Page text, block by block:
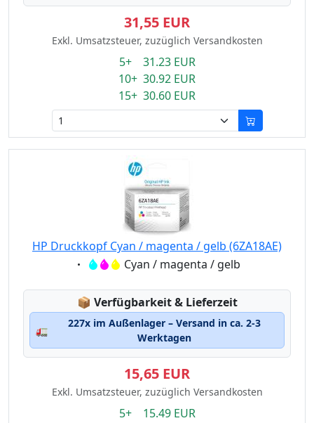
31,55 EUR
Exkl. Umsatzsteuer, zuzüglich Versandkosten
5+ 31.23 EUR
10+ 30.92 EUR
15+ 30.60 EUR
HP Druckkopf Cyan / magenta / gelb (6ZA18AE)
Eigenschaft:Cyan / magenta / gelb
📦 Lagerstatus:
Verfügbarkeit & Lieferzeit
🚛
227x im Außenlager – Versand in ca. 2-3
Werktagen
15,65 EUR
Exkl. Umsatzsteuer, zuzüglich Versandkosten
5+ 15.49 EUR